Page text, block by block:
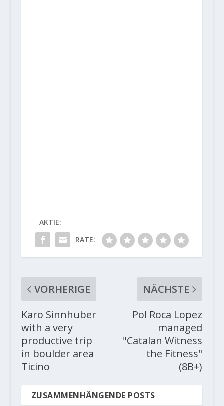
AKTIE:
RATE:
VORHERIGE
Karo Sinnhuber
with a very
productive trip
in boulder area
Ticino
NÄCHSTE
Pol Roca Lopez
managed
"Catalan Witness
the Fitness"
(8B+)
ZUSAMMENHÄNGENDE POSTS